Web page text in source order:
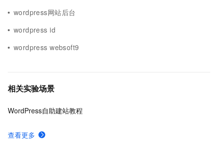
wordpress网站后台
wordpress id
wordpress websoft9
相关实验场景
WordPress自助建站教程
查看更多